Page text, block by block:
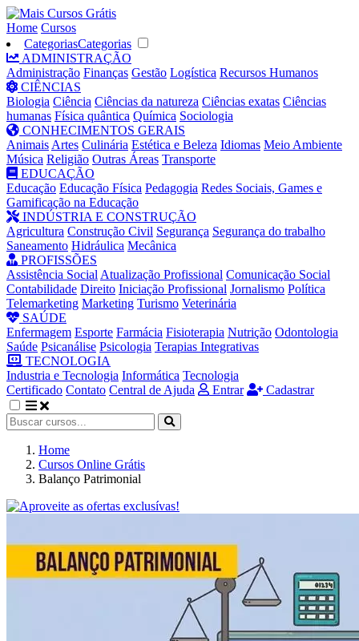
Home Cursos
CategoriasCategorias
ADMINISTRAÇÃO
Administração Finanças Gestão Logística Recursos Humanos
CIÊNCIAS
Biologia Ciência Ciências da natureza Ciências exatas Ciências
humanas Física quântica Química Sociologia
CONHECIMENTOS GERAIS
Animais Artes Culinária Estética e Beleza Idiomas Meio Ambiente
Música Religião Outras Áreas Transporte
EDUCAÇÃO
Educação Educação Física Pedagogia Redes Sociais, Games e
Gamificação na Educação
INDÚSTRIA E CONSTRUÇÃO
Agricultura Construção Civil Segurança Segurança do trabalho
Saneamento Hidráulica Mecânica
PROFISSÕES
Assistência Social Atualização Profissional Comunicação Social
Contabilidade Direito Iniciação Profissional Jornalismo Política
Telemarketing Marketing Turismo Veterinária
SAÚDE
Enfermagem Esporte Farmácia Fisioterapia Nutrição Odontologia
Saúde Psicanálise Psicologia Terapias Integrativas
TECNOLOGIA
Industria e Tecnologia Informática Tecnologia
Certificado Contato Central de Ajuda Entrar Cadastrar
Home
Cursos Online Grátis
Balanço Patrimonial